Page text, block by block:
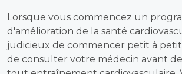
Lorsque vous commencez un
d'amélioration de la santé
judicieux de commencer petit à
de consulter votre médecin avant